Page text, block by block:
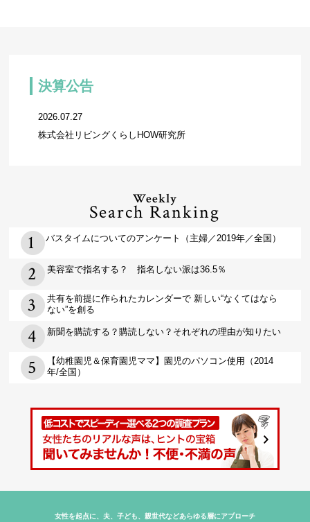
決算公告
2026.07.27
株式会社リビングくらしHOW研究所
Weekly
Search Ranking
バスタイムについてのアンケート（主婦／2019年／全国）
美容室で指名する？ 指名しない派は36.5％
共有を前提に作られたカレンダーで 新しい“なくてはなら
ない”を創る
新聞を購読する？購読しない？それぞれの理由が知りたい
【幼稚園児＆保育園児ママ】園児のパソコン使用（2014
年/全国）
女性を起点に、夫、子ども、親世代などあらゆる層にアプローチ